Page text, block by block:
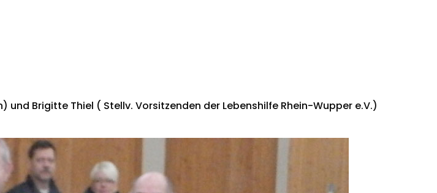
Brigitte Thiel ( Stellv. Vorsitzenden der Lebenshilfe Rhein-Wupper e.V.)